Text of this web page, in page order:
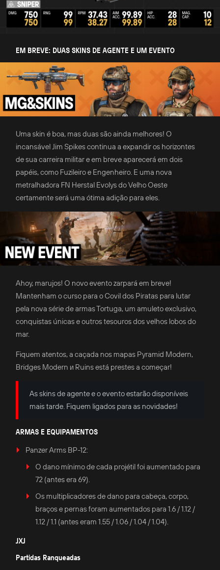
EM BREVE: DUAS SKINS DE AGENTE E UM EVENTO
Uma skin é boa, mas duas são ainda melhores! O
incansável Jim Spikes continua a expandir os horizontes
de sua carreira militar e em breve aparecerá em dois
papéis, como Fuzileiro e Engenheiro. E uma nova
metralhadora FN Herstal Evolys do Velho Oeste
certamente será uma ótima adição para eles.
Ahoy, marujos! O novo evento zarpará em breve!
Mantenham o curso para o Covil dos Piratas para lutar
pela nova série de armas Tortuga, um amuleto exclusivo,
conquistas únicas e outros tesouros dos velhos lobos do
mar.
Fiquem atentos, a caçada nos mapas Pyramid Modern,
Bridges Modern и Ruins está prestes a começar!
As skins de agente e o evento estarão disponíveis
mais tarde. Fiquem ligados para as novidades!
ARMAS E EQUIPAMENTOS
Panzer Arms BP-12:
O dano mínimo de cada projétil foi aumentado para
72 (antes era 69).
Os multiplicadores de dano para cabeça, corpo,
braços e pernas foram aumentados para 1.6 / 1.12 /
1.12 / 1.1 (antes eram 1.55 / 1.06 / 1.04 / 1.04).
JXJ
Partidas Ranqueadas